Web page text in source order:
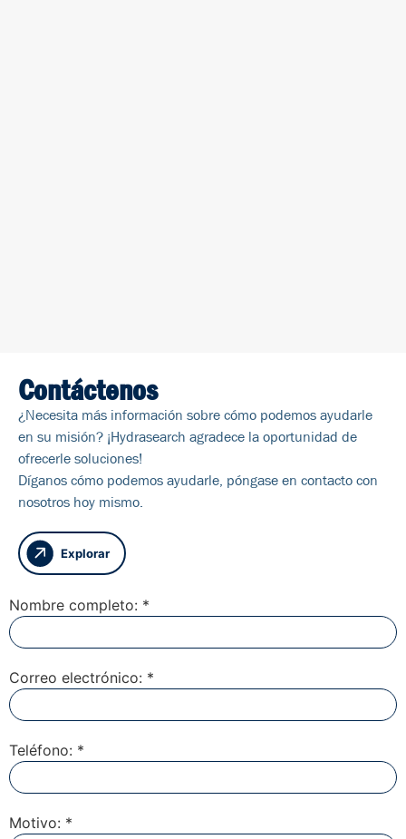
Contáctenos
¿Necesita más información sobre cómo podemos ayudarle
en su misión? ¡Hydrasearch agradece la oportunidad de
ofrecerle soluciones!
Díganos cómo podemos ayudarle, póngase en contacto con
nosotros hoy mismo.
Explorar
Nombre completo: *
Correo electrónico: *
Teléfono: *
Motivo: *